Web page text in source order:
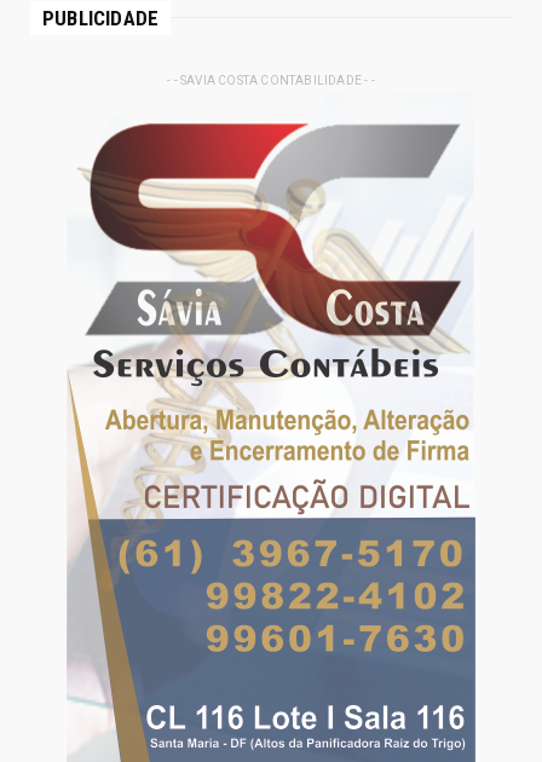
PUBLICIDADE
- - SAVIA COSTA CONTABILIDADE - -